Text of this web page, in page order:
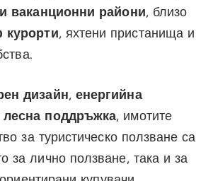
ваканционни райони, близо
курорти, яхтени пристанища и
дизайн, енергийна
лесна поддръжка, имотите
за туристическо ползване са
за лично ползване, така и за